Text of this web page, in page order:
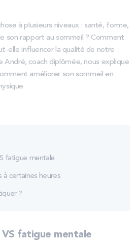
à plusieurs niveaux : santé, forme,
son rapport au sommeil ? Comment
elle influencer la qualité de notre
André, coach diplômée, nous explique
améliorer son sommeil en
fatigue mentale
à certaines heures
?
fatigue mentale